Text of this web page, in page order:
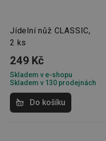
Jídelní nůž CLASSIC,
2 ks
249 Kč
Skladem v e-shopu
Skladem v 130 prodejnách
Do košíku